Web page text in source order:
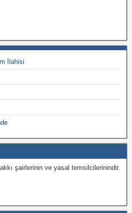
İlahisi
şairlerinin ve yasal temsilcilerinindir.